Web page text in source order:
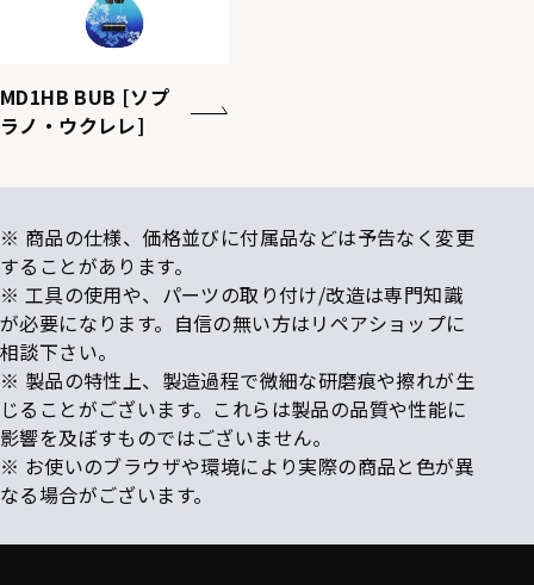
MD1HB BUB [ソプ
ラノ・ウクレレ]
※ 商品の仕様、価格並びに付属品などは予告なく変更
することがあります。
※ 工具の使用や、パーツの取り付け/改造は専門知識
が必要になります。自信の無い方はリペアショップに
相談下さい。
※ 製品の特性上、製造過程で微細な研磨痕や擦れが生
じることがございます。これらは製品の品質や性能に
影響を及ぼすものではございません。
※ お使いのブラウザや環境により実際の商品と色が異
なる場合がございます。